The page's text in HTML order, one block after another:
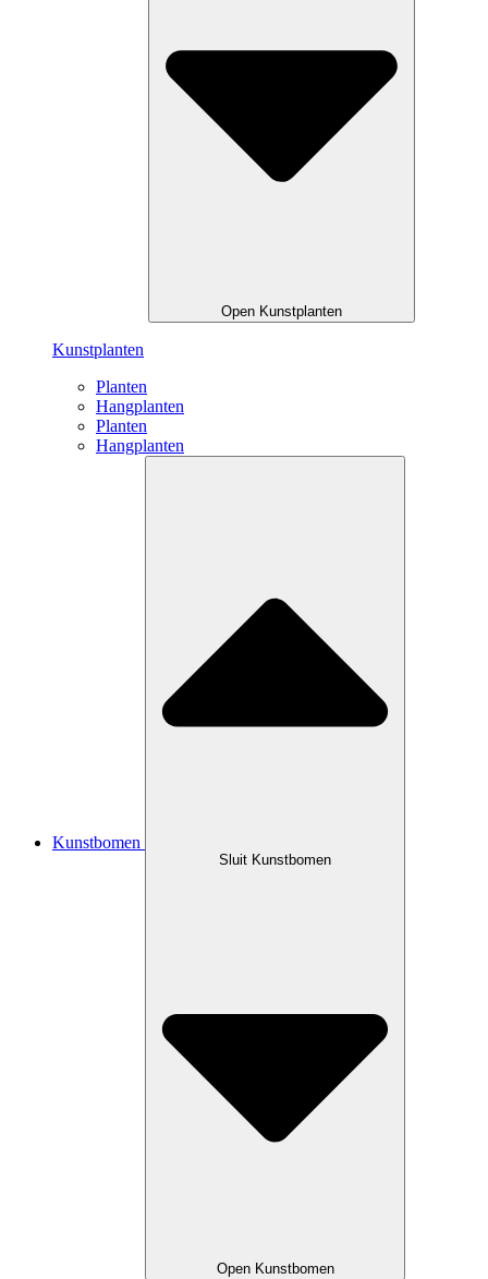
Open Kunstplanten
Kunstplanten
Planten
Hangplanten
Planten
Hangplanten
Kunstbomen
Sluit Kunstbomen
Open Kunstbomen